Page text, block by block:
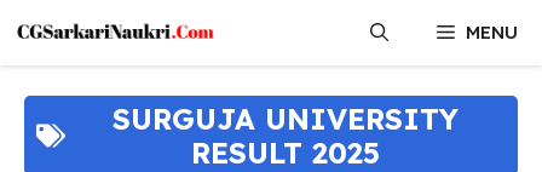
content
MENU
SURGUJA UNIVERSITY
RESULT 2025